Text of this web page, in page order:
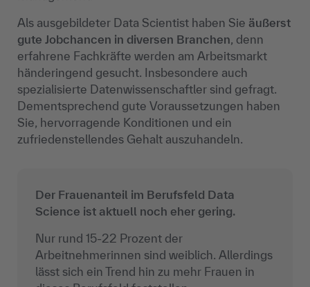
Als ausgebildeter Data Scientist haben Sie äußerst
gute Jobchancen in diversen Branchen, denn
erfahrene Fachkräfte werden am Arbeitsmarkt
händeringend gesucht. Insbesondere auch
spezialisierte Datenwissenschaftler sind gefragt.
Dementsprechend gute Voraussetzungen haben
Sie, hervorragende Konditionen und ein
zufriedenstellendes Gehalt auszuhandeln.
Der Frauenanteil im Berufsfeld Data
Science ist aktuell noch eher gering.
Nur rund 15-22 Prozent der
Arbeitnehmerinnen sind weiblich. Allerdings
lässt sich ein Trend hin zu mehr Frauen in